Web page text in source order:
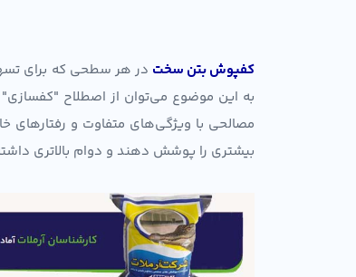
کفپوش بتن سخت در هر سطحی که برای
به این موضوع می‌توان از اصطلاح
مصالحی با ویژگی‌های متفاوت و رفتارهای
بیشتری را پوشش دهند و دوام بالاتری